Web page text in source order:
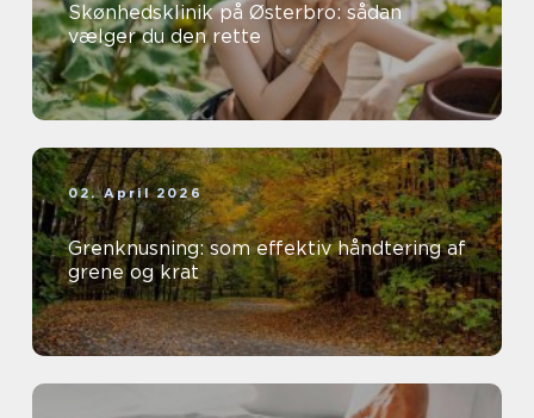
Skønhedsklinik på Østerbro: sådan
vælger du den rette
02. April 2026
Grenknusning: som effektiv håndtering af
grene og krat